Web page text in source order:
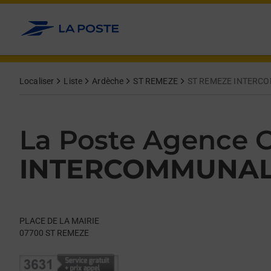
Allez au contenu
Localiser Liste Ardèche ST REMEZE ST REMEZE
La Poste Agence
PLACE DE LA MAIRIE
07700 ST REMEZE
Day of the WeekHours
Get directions to La Poste Agence Communale at PLACE DE LA
lien s'ouvre dans un nouvel onglet